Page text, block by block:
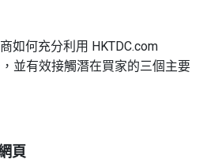
如何充分利用 HKTDC.com
並有效接觸潛在買家的三個主要
頁